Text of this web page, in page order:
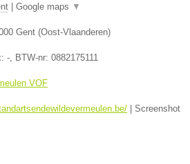
Google maps ▼
Gent (Oost-Vlaanderen)
-, BTW-nr: 0882175111
VOF
Screenshot